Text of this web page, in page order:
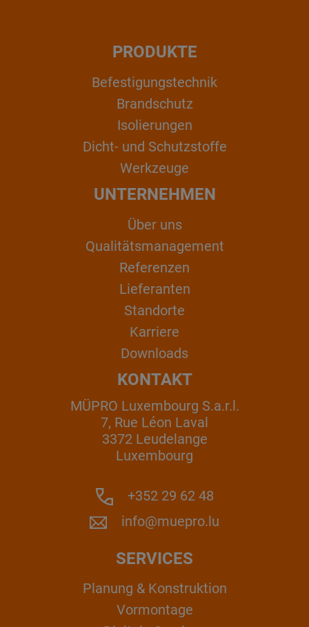
PRODUKTE
Befestigungstechnik
Brandschutz
Isolierungen
Dicht- und Schutzstoffe
Werkzeuge
UNTERNEHMEN
Über uns
Qualitätsmanagement
Referenzen
Lieferanten
Standorte
Karriere
Downloads
KONTAKT
MÜPRO Luxembourg S.a.r.l.
7, Rue Léon Laval
3372 Leudelange
Luxembourg
+352 29 62 48
info@muepro.lu
SERVICES
Planung & Konstruktion
Vormontage